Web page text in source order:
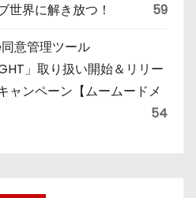
世界に解き放つ！
59
意管理ツール
」取り扱い開始＆リリー
ャンペーン【ムームードメ
54